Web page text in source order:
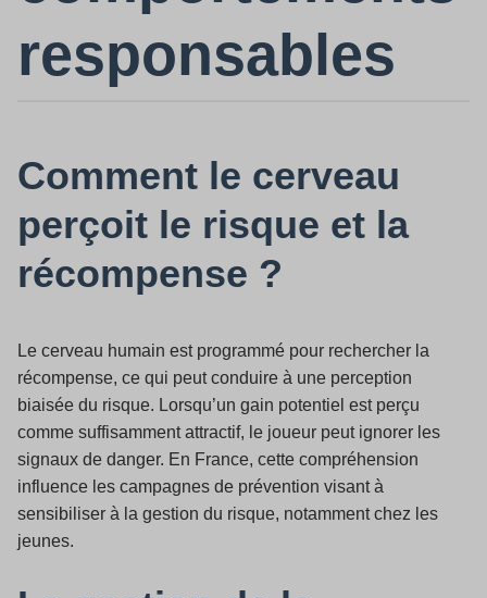
responsables
Comment le cerveau
perçoit le risque et la
récompense ?
Le cerveau humain est programmé pour rechercher la
récompense, ce qui peut conduire à une perception
biaisée du risque. Lorsqu’un gain potentiel est perçu
comme suffisamment attractif, le joueur peut ignorer les
signaux de danger. En France, cette compréhension
influence les campagnes de prévention visant à
sensibiliser à la gestion du risque, notamment chez les
jeunes.